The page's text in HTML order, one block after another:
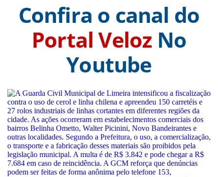
Confira o canal do
Portal Veloz No
Youtube